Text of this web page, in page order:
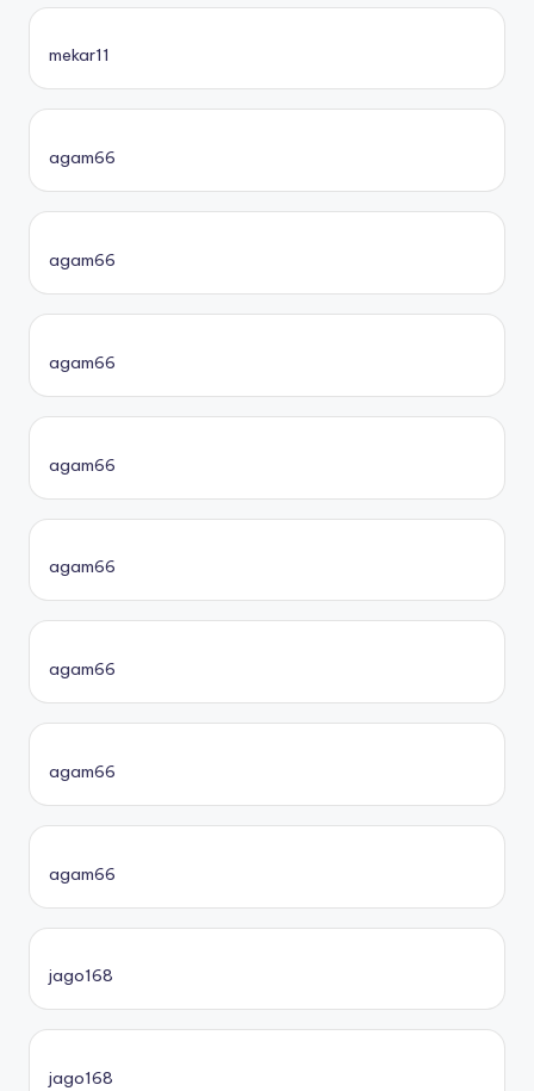
mekar11
agam66
agam66
agam66
agam66
agam66
agam66
agam66
agam66
jago168
jago168